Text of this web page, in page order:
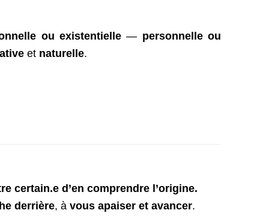
ou existentielle— personnelle ou
et naturelle.
certain.e d’en comprendre l’origine.
derrière, à vous apaiser et avancer.